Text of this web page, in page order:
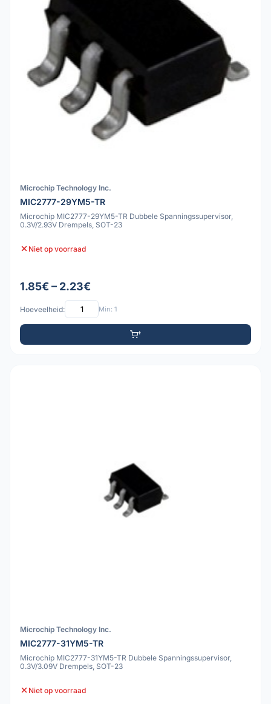
Microchip Technology Inc.
MIC2777-29YM5-TR
Microchip MIC2777-29YM5-TR Dubbele Spanningssupervisor,
0.3V/2.93V Drempels, SOT-23
Niet op voorraad
1.85€ – 2.23€
Hoeveelheid: Min: 1
Microchip Technology Inc.
MIC2777-31YM5-TR
Microchip MIC2777-31YM5-TR Dubbele Spanningssupervisor,
0.3V/3.09V Drempels, SOT-23
Niet op voorraad